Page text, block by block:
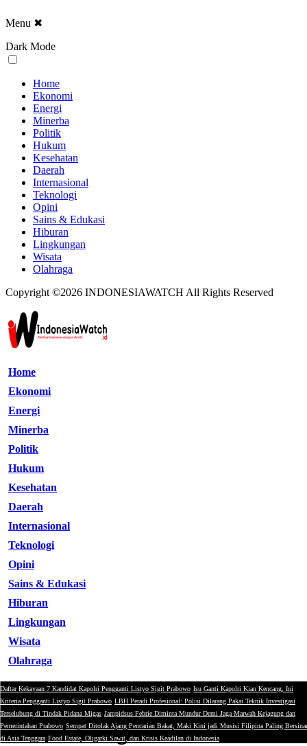
Menu ✖
Dark Mode
Home
Ekonomi
Energi
Minerba
Politik
Hukum
Kesehatan
Daerah
Internasional
Teknologi
Opini
Sains & Edukasi
Hiburan
Lingkungan
Wisata
Olahraga
Copyright ©2026 INDONESIAWATCH All Rights Reserved
Home
Ekonomi
Energi
Minerba
Politik
Hukum
Kesehatan
Daerah
Internasional
Teknologi
Opini
Sains & Edukasi
Hiburan
Lingkungan
Wisata
Olahraga
Daftar Kekayaan 7 Kandidat Kapolri Pengganti Listyo Sigit Prabowo Isu Ganti Kapolri Kian Kencang, Ini
Kriteria Pengganti Listyo Sigit Prabowo LBH Peradi Profesional: Polisi Dilarang Pakai Teknik Investigasi
Terselubung di Tindak Pidana Migas Jampidsus Febrie Diminta Mundur Demi Jaga Marwah Kejagung dan
Pemerintahan Prabowo Sempat Ditolak Ajang Pencarian Bakat, Maki Kini jadi Musisi Filipina Paling Bersinar
di Asia Tenggara Food Estate, Oligarki Sawit, dan Krisis Keadilan di Indonesia
Opini
Jokowi & Agen CIA